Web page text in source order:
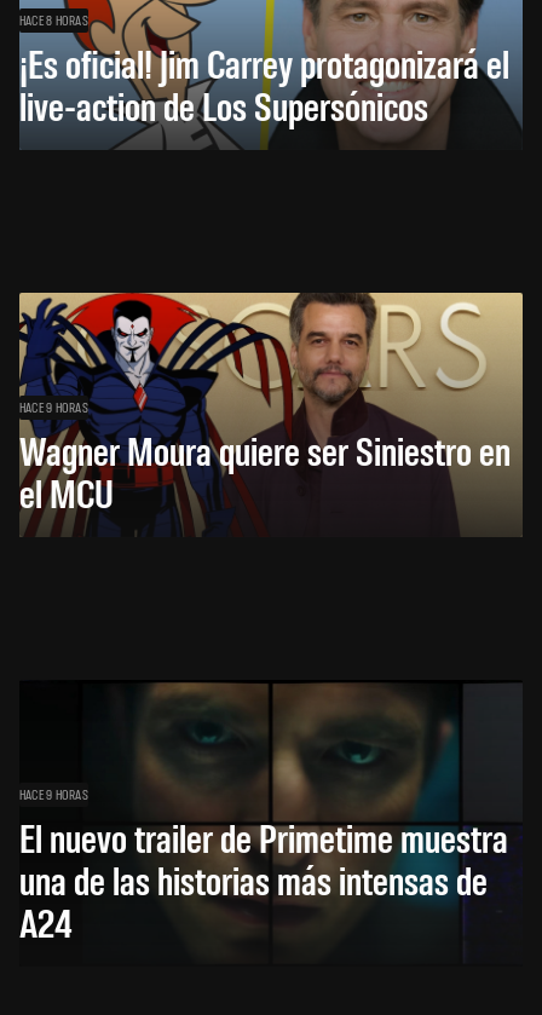
HACE 8 HORAS
¡Es oficial! Jim Carrey protagonizará el
live-action de Los Supersónicos
HACE 9 HORAS
Wagner Moura quiere ser Siniestro en
el MCU
HACE 9 HORAS
El nuevo trailer de Primetime muestra
una de las historias más intensas de
A24